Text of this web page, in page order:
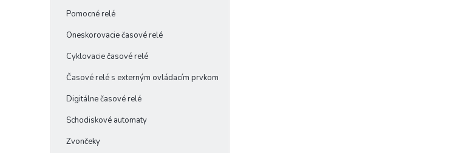
Pomocné relé
Oneskorovacie časové relé
Cyklovacie časové relé
Časové relé s externým ovládacím prvkom
Digitálne časové relé
Schodiskové automaty
Zvončeky